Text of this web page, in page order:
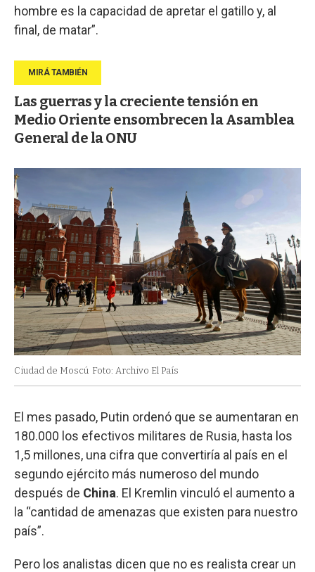
hombre es la capacidad de apretar el gatillo y, al
final, de matar”.
Las guerras y la creciente tensión en
Medio Oriente ensombrecen la Asamblea
General de la ONU
Ciudad de Moscú Foto: Archivo El País
El mes pasado, Putin ordenó que se aumentaran en
180.000 los efectivos militares de Rusia, hasta los
1,5 millones, una cifra que convertiría al país en el
segundo ejército más numeroso del mundo
después de China. El Kremlin vinculó el aumento a
la “cantidad de amenazas que existen para nuestro
país”.
Pero los analistas dicen que no es realista crear un